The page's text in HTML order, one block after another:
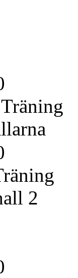
Träning
2